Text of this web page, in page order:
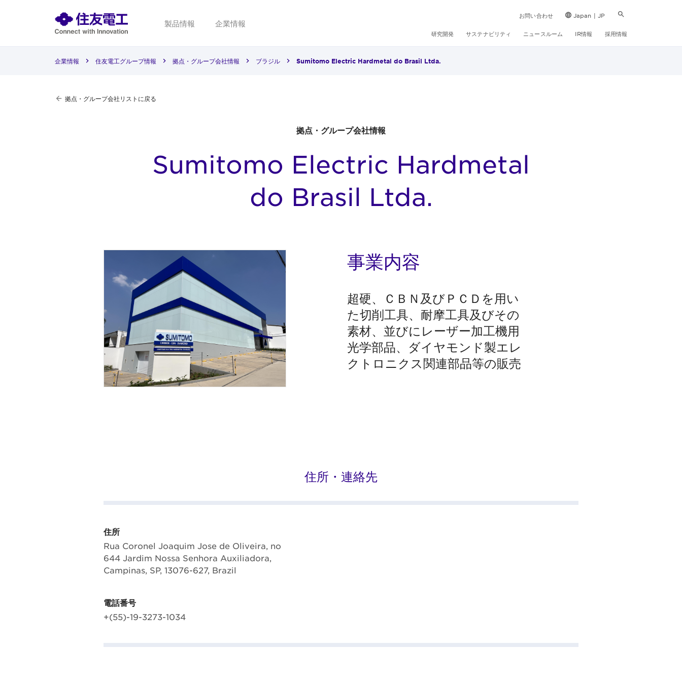
製品情報 企業情報
お問い合わせ Japan | JP
研究開発 サステナビリティ ニュースルーム IR情報 採用情報
企業情報 住友電工グループ情報 拠点・グループ会社情報 ブラジル Sumitomo Electric Hardmetal do Brasil Ltda.
拠点・グループ会社リストに戻る
拠点・グループ会社情報
Sumitomo Electric Hardmetal
do Brasil Ltda.
事業内容
超硬、ＣＢＮ及びＰＣＤを用い
た切削工具、耐摩工具及びその
素材、並びにレーザー加工機用
光学部品、ダイヤモンド製エレ
クトロニクス関連部品等の販売
住所・連絡先
住所
Rua Coronel Joaquim Jose de Oliveira, no
644 Jardim Nossa Senhora Auxiliadora,
Campinas, SP, 13076-627, Brazil
電話番号
+(55)-19-3273-1034